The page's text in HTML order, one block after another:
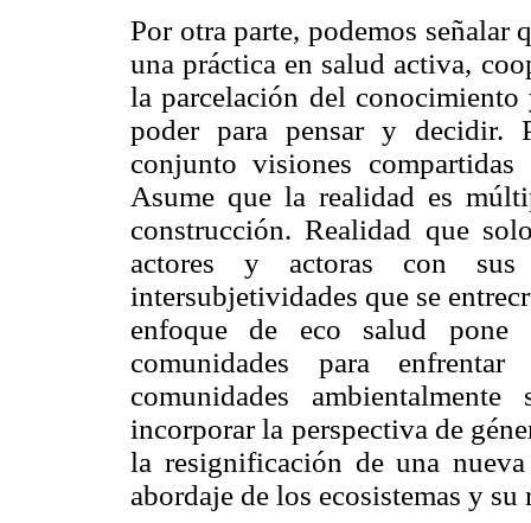
Por otra parte, podemos señalar
una práctica en salud activa,
la parcelación del
poder para pensar y decidir.
conjunto visiones
Asume que la realidad es
construcción. Realidad que
actores y actoras con sus
intersubjetividades que se
enfoque de eco salud
comunidades para
comunidades
incorporar la perspectiva de
la resignificación de una
abordaje de los ecosistemas y